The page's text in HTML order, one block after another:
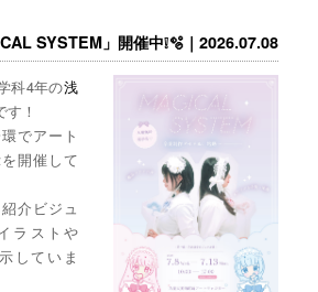
SYSTEM」開催中❕🫧｜2026.07.08
科4年の浅
す！
でアート
開催して
介ビジュ
ラストや
していま